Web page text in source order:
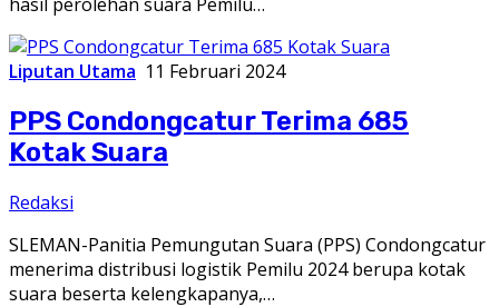
Liputan Utama 11 Februari 2024
PPS Condongcatur Terima 685
Kotak Suara
Redaksi
SLEMAN-Panitia Pemungutan Suara (PPS) Condongcatur
menerima distribusi logistik Pemilu 2024 berupa kotak
suara beserta kelengkapanya,…